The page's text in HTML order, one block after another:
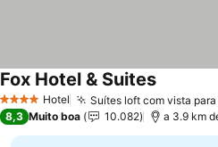
4 EstrelasHotel Suítes loft com vista
Fox Hotel & Suites
8,3 Muito boa 10.082 a 3.9 km